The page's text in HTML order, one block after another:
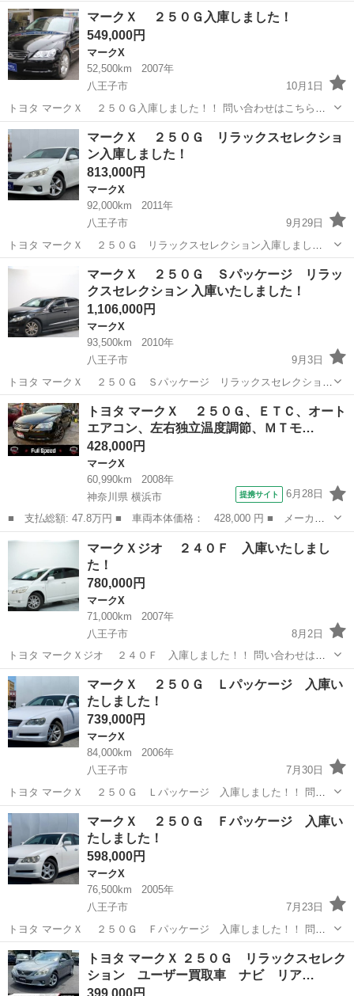
名： トヨタ ■ 車種名： マークＸジオ ■ グレード名： ２４０
Ｇ 純正ＨＤＤナビ ＴＶ ＤＶＤ 音楽録音 ＡＵＸ ＥＴＣ ス
マートキー ...
埼玉 三郷市 マークX
マークＸ ２５０Ｇ入庫しました！
549,000円
マークX
52,500km
2007年
八王子市
10月1日
トヨタ マークＸ ２５０Ｇ入庫しました！！ 問い合わせはこちらか
ら↓↓↓↓ https://www.otoron.jp/lists/detail?carno=040174 ------------------...
東京 八王子市 マークX
マークＸ ２５０Ｇ リラックスセレクショ
ン入庫しました！
813,000円
マークX
92,000km
2011年
八王子市
9月29日
トヨタ マークＸ ２５０Ｇ リラックスセレクション入庫しまし
た！！ 問い合わせはこちらから↓↓↓↓ https://www.otoron.jp/lists/detail?
carno=040344 ------...
マークX
マークＸ ２５０Ｇ Ｓパッケージ リラッ
クスセレクション 入庫いたしました！
1,106,000円
マークX
93,500km
2010年
八王子市
9月3日
トヨタ マークＸ ２５０Ｇ Ｓパッケージ リラックスセレクショ
ン 入庫しました！！ 問い合わせはこちらから↓↓↓↓
https://www.otoron.jp/lists/detail?carno=0396...
東京 八王子市 マークX
トヨタ マークＸ ２５０Ｇ、ＥＴＣ、オート
エアコン、左右独立温度調節、ＭＴモ…
428,000円
マークX
60,990km
2008年
神奈川県 横浜市
提携サイト 6月28日
■ 支払総額: 47.8万円 ■ 車両本体価格： 428,000 円 ■ メーカー
名： トヨタ ■ 車種名： マークＸ ■ グレード名： ２５０
Ｇ、ＥＴＣ、オートエアコン、左右独立温度調節、ＭＴモード、Ｋｅ
ｎｗｏｏｄナビ...
神奈川 横浜市 マークX
マークＸジオ ２４０Ｆ 入庫いたしまし
た！
780,000円
マークX
71,000km
2007年
八王子市
8月2日
トヨタ マークＸジオ ２４０Ｆ 入庫しました！！ 問い合わせはこ
ちらから↓↓↓↓ https://www.otoron.jp/lists/detail?carno=037836 ---------...
東京 八王子市 マークX
マークＸ ２５０Ｇ Ｌパッケージ 入庫い
たしました！
739,000円
マークX
84,000km
2006年
八王子市
7月30日
トヨタ マークＸ ２５０Ｇ Ｌパッケージ 入庫しました！！ 問い
合わせはこちらから↓↓↓↓ https://www.otoron.jp/lists/detail?
carno=039295 ----...
東京 八王子市 マークX
マークＸ ２５０Ｇ Ｆパッケージ 入庫い
たしました！
598,000円
マークX
76,500km
2005年
八王子市
7月23日
トヨタ マークＸ ２５０Ｇ Ｆパッケージ 入庫しました！！ 問い
合わせはこちらから↓↓↓↓ https://www.otoron.jp/lists/detail?
carno=039100 ----...
東京 八王子市 マークX
トヨタ マークＸ ２５０Ｇ リラックスセレク
ション ユーザー買取車 ナビ リア…
399,000円